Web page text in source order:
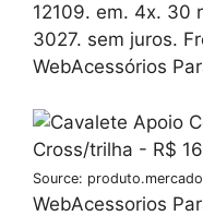
12109. em. 4x. 30
3027. sem juros.
WebAcessórios
Source:
WebAcessorios